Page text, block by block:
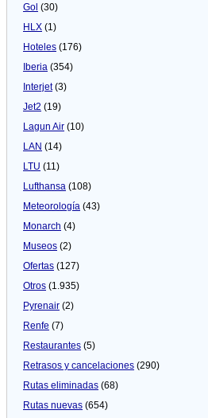
Gol (30)
HLX (1)
Hoteles (176)
Iberia (354)
Interjet(3)
Jet2 (19)
Lagun Air (10)
LAN (14)
LTU (11)
Lufthansa (108)
Meteorologí­a (43)
Monarch (4)
Museos (2)
Ofertas (127)
Otros (1.935)
Pyrenair (2)
Renfe (7)
Restaurantes (5)
Retrasos y cancelaciones (290)
Rutas eliminadas (68)
Rutas nuevas (654)